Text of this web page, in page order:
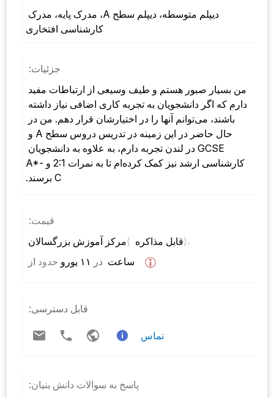
کارشناسی افتخاری
جزئیات:
من بسیار صبور هستم و طیف وسیعی از ارتباطات مفید
کارشناسی ارشد نیز کمک کرده‌ام تا به نمرات 2:1 و A*-
C برسند.
قیمت:
مرکز آموزش بزرگسالان ( قابل مذاکره )،
از حدود در ساعت
قابل دسترسی:
تماس
پاسخ به سوالات دانش بنیان: